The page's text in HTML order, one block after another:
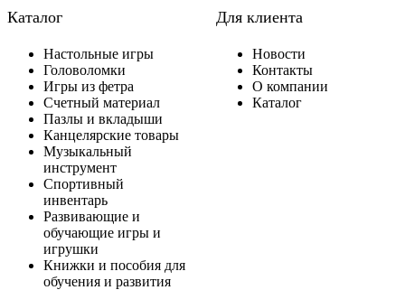
Каталог
Настольные игры
Головоломки
Игры из фетра
Счетный материал
Пазлы и вкладыши
Канцелярские товары
Музыкальный
инструмент
Спортивный
инвентарь
Развивающие и
обучающие игры и
игрушки
Книжки и пособия для
обучения и развития
Для клиента
Новости
Контакты
О компании
Каталог